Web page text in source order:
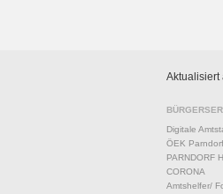
Aktualisiert
Digitale
ÖEK Parndorf
PARNDORF
CORONA
Amtshelfer/